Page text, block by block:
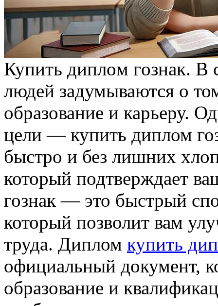
Купить диплoм гoзнaк. В
людей задумываются о
образование и карьеру.
цели — купить диплом
быстро и без лишних
который подтверждает
гознак — это быстрый
который позволит вам
труда. Диплом купить
официальный документ,
образование и